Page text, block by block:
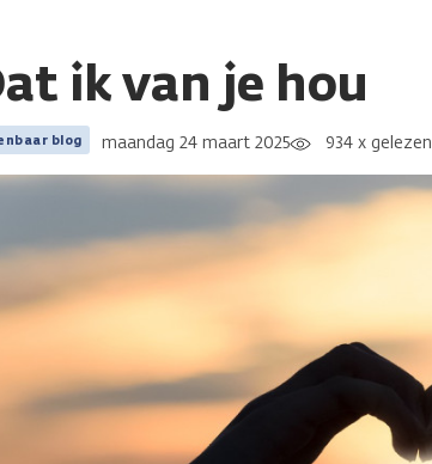
ik van je hou
blog maandag 24 maart 2025 934 x gelezen